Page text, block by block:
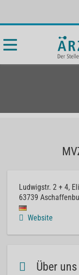
Ludwigstr. 2 + 4,
63739
Website
Über uns